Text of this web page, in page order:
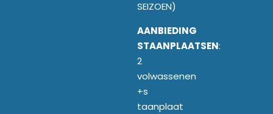
SEIZOEN)
AANBIEDING
STAANPLAATSEN:
2
volwassenen
+s
taanplaat